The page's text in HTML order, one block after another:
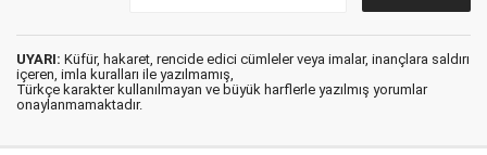
UYARI: Küfür, hakaret, rencide edici cümleler veya imalar, inançlara saldırı
içeren, imla kuralları ile yazılmamış,
Türkçe karakter kullanılmayan ve büyük harflerle yazılmış yorumlar
onaylanmamaktadır.